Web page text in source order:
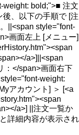
weight: bold;">■ 注文
、以下の手順で [注
||<span style="font-
画面左上 [メニュー]
a>]||<span
：</span>画面右下
weight:
アカウント] ＞ [<a
a>] ||注文一覧か
詳細内容が表示され